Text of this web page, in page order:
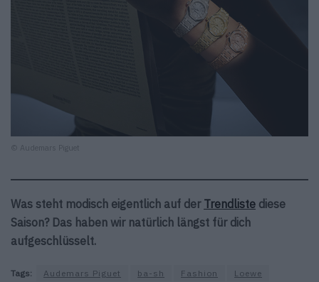
© Audemars Piguet
Was steht modisch eigentlich auf der Trendliste diese
Saison? Das haben wir natürlich längst für dich
aufgeschlüsselt.
Tags: Audemars Piguet ba-sh Fashion Loewe